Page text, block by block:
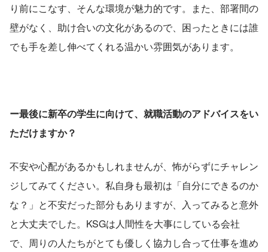
り前にこなす、そんな環境が魅力的です。また、部署間の
壁がなく、助け合いの文化があるので、困ったときには誰
でも手を差し伸べてくれる温かい雰囲気があります。
ー最後に新卒の学生に向けて、就職活動のアドバイスをい
ただけますか？
不安や心配があるかもしれませんが、怖がらずにチャレン
ジしてみてください。私自身も最初は「自分にできるのか
な？」と不安だった部分もありますが、入ってみると意外
と大丈夫でした。KSGは人間性を大事にしている会社
で、周りの人たちがとても優しく協力し合って仕事を進め